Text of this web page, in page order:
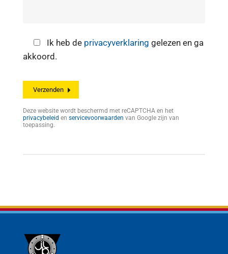
Ik heb de privacyverklaring gelezen en ga
akkoord.
Deze website wordt beschermd met reCAPTCHA en het
privacybeleid en servicevoorwaarden van Google zijn van
toepassing.